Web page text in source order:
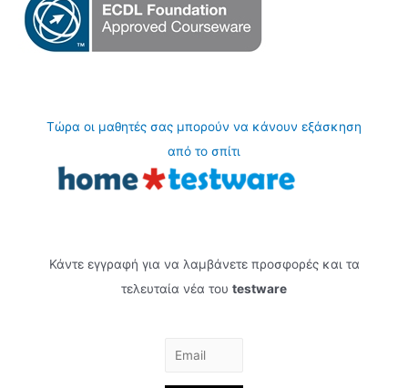
Τώρα οι μαθητές σας μπορούν να κάνουν εξάσκηση
από το σπίτι
Κάντε εγγραφή για να λαμβάνετε προσφορές και τα
τελευταία νέα του testware